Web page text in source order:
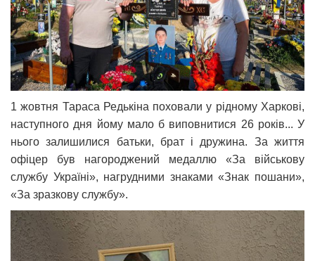
1 жовтня Тараса Редькіна поховали у рідному Харкові,
наступного дня йому мало б виповнитися 26 років... У
нього залишилися батьки, брат і дружина. За життя
офіцер був нагороджений медаллю «За військову
службу Україні», нагрудними знаками «Знак пошани»,
«За зразкову службу».